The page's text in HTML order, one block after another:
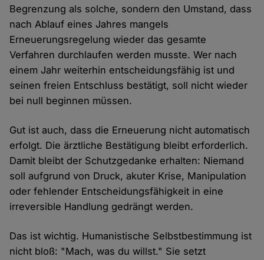
Begrenzung als solche, sondern den Umstand, dass
nach Ablauf eines Jahres mangels
Erneuerungsregelung wieder das gesamte
Verfahren durchlaufen werden musste. Wer nach
einem Jahr weiterhin entscheidungsfähig ist und
seinen freien Entschluss bestätigt, soll nicht wieder
bei null beginnen müssen.
Gut ist auch, dass die Erneuerung nicht automatisch
erfolgt. Die ärztliche Bestätigung bleibt erforderlich.
Damit bleibt der Schutzgedanke erhalten: Niemand
soll aufgrund von Druck, akuter Krise, Manipulation
oder fehlender Entscheidungsfähigkeit in eine
irreversible Handlung gedrängt werden.
Das ist wichtig. Humanistische Selbstbestimmung ist
nicht bloß: "Mach, was du willst." Sie setzt